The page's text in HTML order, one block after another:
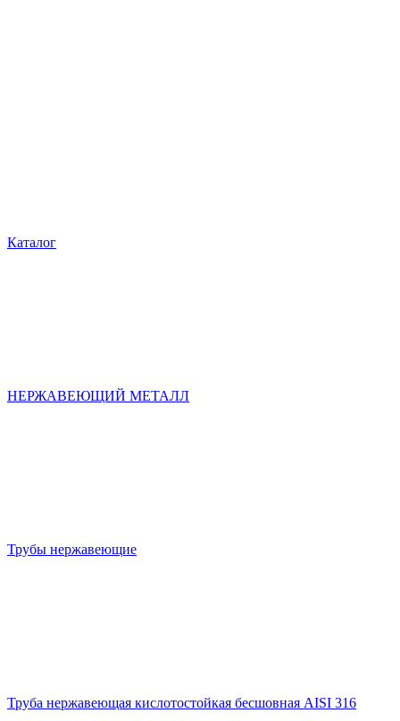
Каталог
НЕРЖАВЕЮЩИЙ МЕТАЛЛ
Трубы нержавеющие
Труба нержавеющая кислотостойкая бесшовная AISI 316